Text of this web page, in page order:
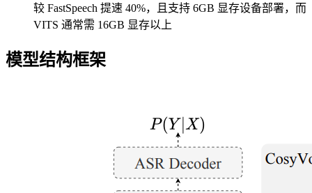
较 FastSpeech 提速 40%，且支持 6GB 显存设备部署，而
VITS 通常需 16GB 显存以上
模型结构框架